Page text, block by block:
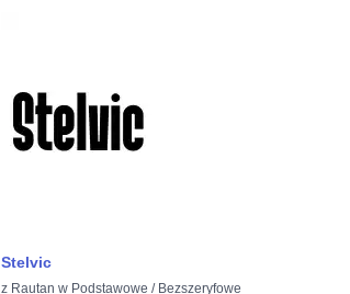
Stelvic
z Rautan w Podstawowe / Bezszeryfowe